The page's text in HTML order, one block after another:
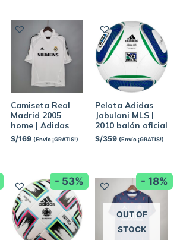
Camiseta Real
Madrid 2005
home | Adidas
S/169 (Envío ¡GRATIS!)
Pelota Adidas
Jabulani MLS |
2010 balón oficial
S/359 (Envío ¡GRATIS!)
- 53% - 18%
OUT OF
STOCK